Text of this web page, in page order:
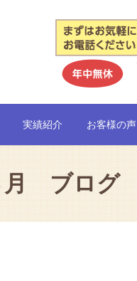
実績紹介 お客様の声
月 ブログ